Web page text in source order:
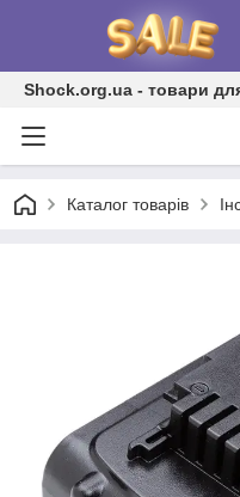
Shock.org.ua - товари
Каталог товарів